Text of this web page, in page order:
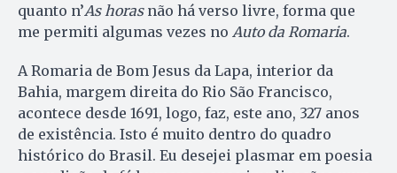
quanto n’As horasnão há verso livre, forma que
me permiti algumas vezes no Auto da Romaria.
A Romaria de Bom Jesus da Lapa, interior da
Bahia, margem direita do Rio São Francisco,
acontece desde 1691, logo, faz, este ano, 327 anos
de existência. Isto é muito dentro do quadro
histórico do Brasil. Eu desejei plasmar em poesia